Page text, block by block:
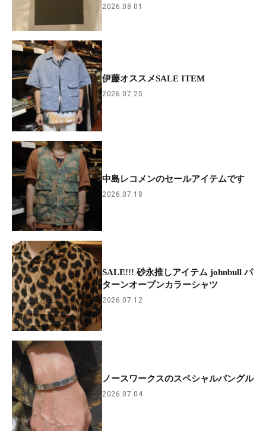
2026.08.01
伊藤オススメSALE ITEM
2026.07.25
中島レコメンのセールアイテムです
2026.07.18
SALE!!! 砂永推しアイテム johnbull パ
ターンオープンカラーシャツ
2026.07.12
ノースワークスのスペシャルバングル
2026.07.04